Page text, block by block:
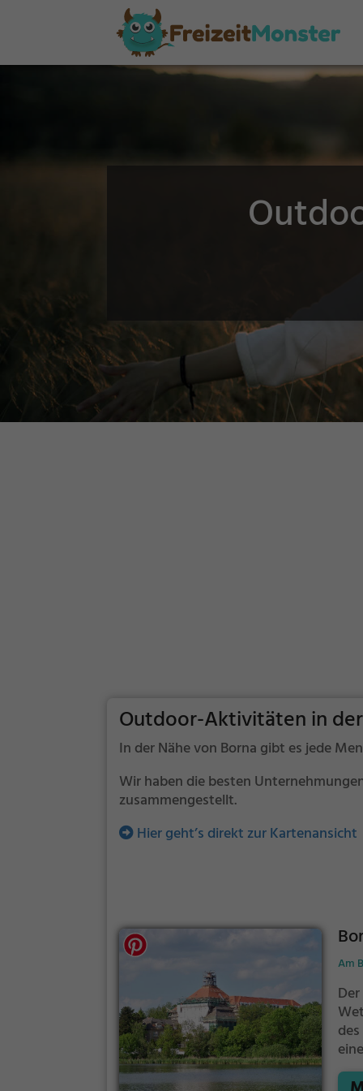
Outdoor-Aktivitäten in
In der Nähe von Borna gibt es jede
Wir haben die besten
zusammengestellt.
Hier geht’s direkt zur Kartenansicht
Am